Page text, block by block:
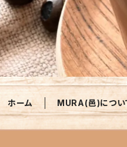
ホーム MURA(邑)につい